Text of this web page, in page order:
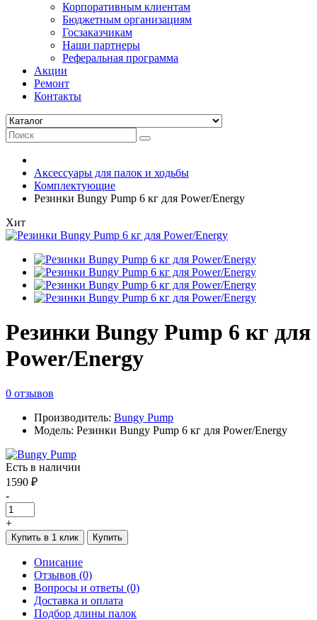
Корпоративным клиентам
Бюджетным организациям
Госзаказчикам
Наши партнеры
Реферальная программа
Акции
Ремонт
Контакты
Аксессуары для палок и ходьбы
Комплектующие
Резинки Bungy Pump 6 кг для Power/Energy
Хит
Резинки Bungy Pump 6 кг для
Power/Energy
0 отзывов
Производитель: Bungy Pump
Модель: Резинки Bungy Pump 6 кг для Power/Energy
Есть в наличии
1590 ₽
-
+
Купить в 1 клик Купить
Описание
Отзывов (0)
Вопросы и ответы (0)
Доставка и оплата
Подбор длины палок